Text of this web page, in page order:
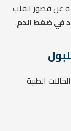
عن قصور القلب
في ضغط الدم.
الطبية